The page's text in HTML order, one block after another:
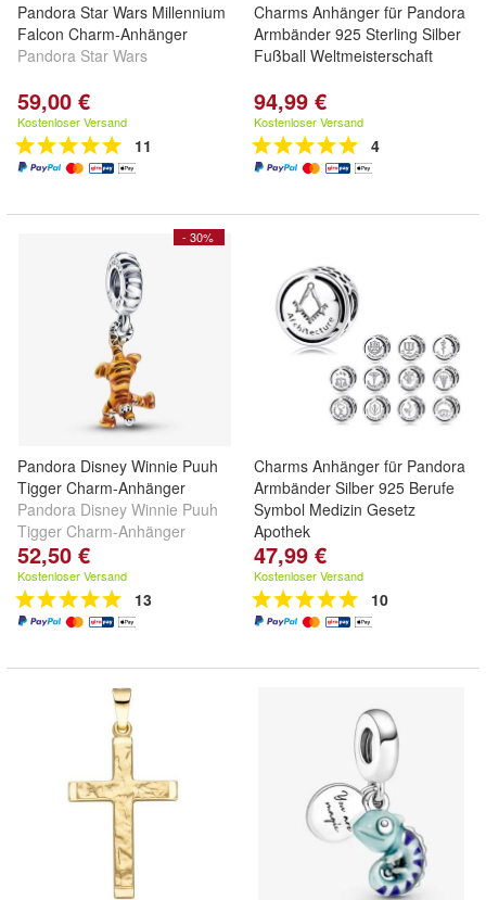
Pandora Star Wars Millennium
Falcon Charm-Anhänger
Pandora Star Wars
59,00 €
Kostenloser Versand
11
Charms Anhänger für Pandora
Armbänder 925 Sterling Silber
Fußball Weltmeisterschaft
94,99 €
Kostenloser Versand
4
- 30%
Pandora Disney Winnie Puuh
Tigger Charm-Anhänger
Pandora Disney Winnie Puuh
Tigger Charm-Anhänger
52,50 €
Kostenloser Versand
13
Charms Anhänger für Pandora
Armbänder Silber 925 Berufe
Symbol Medizin Gesetz
Apothek
47,99 €
Kostenloser Versand
10